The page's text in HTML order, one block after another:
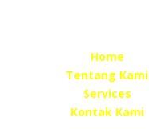
Home
Tentang Kami
Services
Kontak Kami